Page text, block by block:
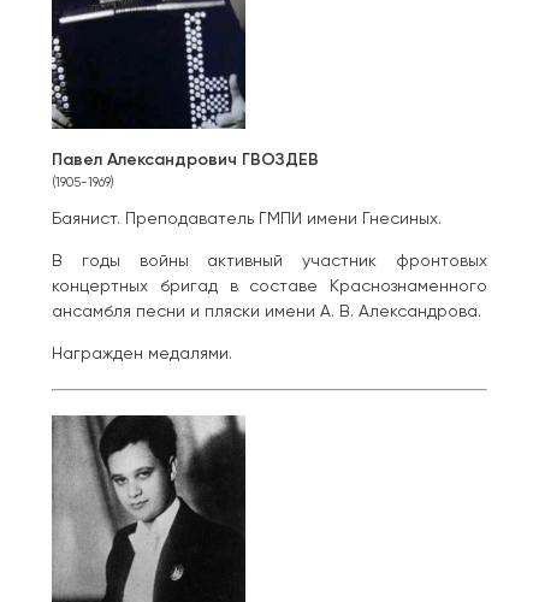
Павел Александрович ГВОЗДЕВ
(1905-1969)
Баянист. Преподаватель ГМПИ имени Гнесиных.
В годы войны активный участник фронтовых
концертных бригад в составе Краснознаменного
ансамбля песни и пляски имени А. В. Александрова.
Награжден медалями.